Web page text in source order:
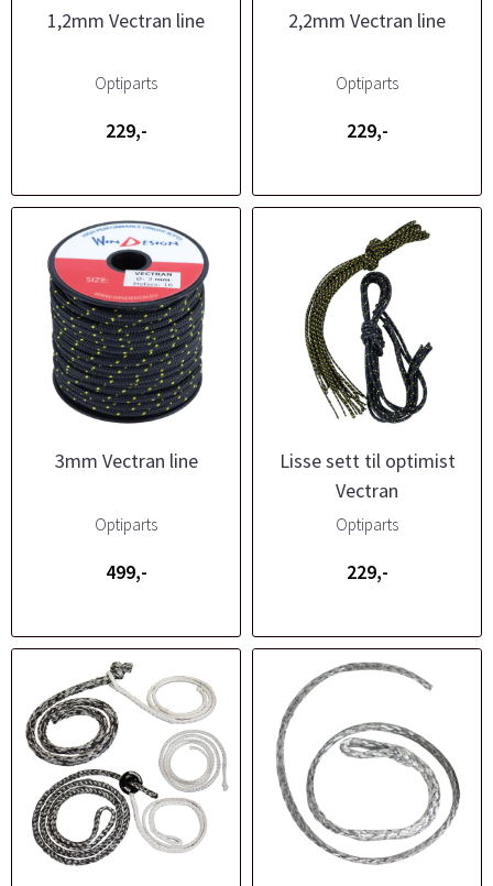
1,2mm Vectran line
Optiparts
229,-
2,2mm Vectran line
Optiparts
229,-
3mm Vectran line
Optiparts
499,-
Lisse sett til optimist
Vectran
Optiparts
229,-